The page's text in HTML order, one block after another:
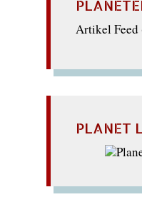
Artikel Feed
PLANET